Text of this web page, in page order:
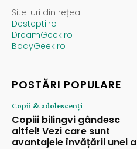
Site-uri din rețea:
Destepti.ro
DreamGeek.ro
BodyGeek.ro
POSTĂRI POPULARE
Copii & adolescenți
Copiii bilingvi gândesc
altfel! Vezi care sunt
avantajele învățării unei a